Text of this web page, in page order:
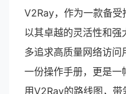
V2Ray，作为一款备受
以其卓越的灵活性和
多追求高质量网络访
一份操作手册，更是一
用V2Ray的路线图，